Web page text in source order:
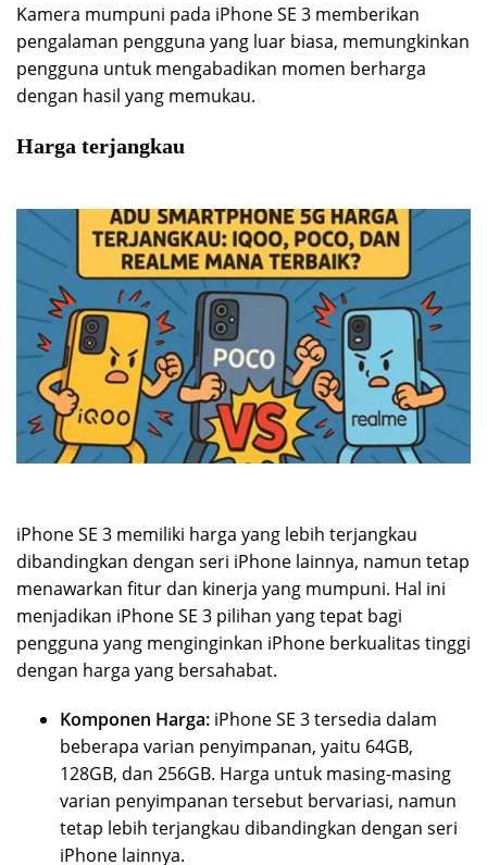
Kamera mumpuni pada iPhone SE 3 memberikan
pengalaman pengguna yang luar biasa, memungkinkan
pengguna untuk mengabadikan momen berharga
dengan hasil yang memukau.
Harga terjangkau
iPhone SE 3 memiliki harga yang lebih terjangkau
dibandingkan dengan seri iPhone lainnya, namun tetap
menawarkan fitur dan kinerja yang mumpuni. Hal ini
menjadikan iPhone SE 3 pilihan yang tepat bagi
pengguna yang menginginkan iPhone berkualitas tinggi
dengan harga yang bersahabat.
Komponen Harga: iPhone SE 3 tersedia dalam
beberapa varian penyimpanan, yaitu 64GB,
128GB, dan 256GB. Harga untuk masing-masing
varian penyimpanan tersebut bervariasi, namun
tetap lebih terjangkau dibandingkan dengan seri
iPhone lainnya.